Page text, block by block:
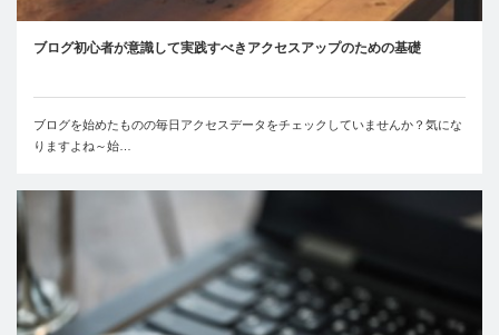
ブログ初心者が意識して実践すべきアクセスアップのための基礎
ブログを始めたものの毎日アクセスデータをチェックしていませんか？気にな
りますよね～始…